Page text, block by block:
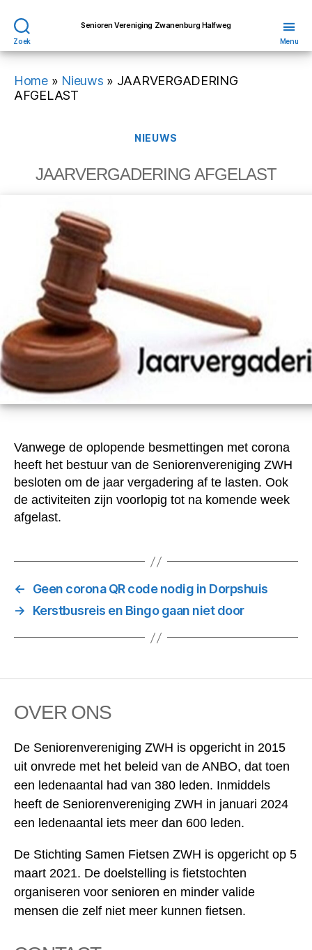
Zoek
Senioren Vereniging Zwanenburg Halfweg
Menu
Home» Nieuws » JAARVERGADERING
AFGELAST
Categorieën
NIEUWS
JAARVERGADERING AFGELAST
Vanwege de oplopende besmettingen met corona
heeft het bestuur van de Seniorenvereniging ZWH
besloten om de jaar vergadering af te lasten. Ook
de activiteiten zijn voorlopig tot na komende week
afgelast.
←
Geen corona QR code nodig in Dorpshuis
→
Kerstbusreis en Bingo gaan niet door
OVER ONS
De Seniorenvereniging ZWH is opgericht in 2015
uit onvrede met het beleid van de ANBO, dat toen
een ledenaantal had van 380 leden. Inmiddels
heeft de Seniorenvereniging ZWH in januari 2024
een ledenaantal iets meer dan 600 leden.
De Stichting Samen Fietsen ZWH is opgericht op 5
maart 2021. De doelstelling is fietstochten
organiseren voor senioren en minder valide
mensen die zelf niet meer kunnen fietsen.